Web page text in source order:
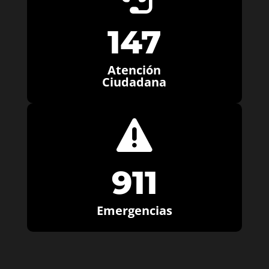
147
Atención
Ciudadana

911
Emergencias